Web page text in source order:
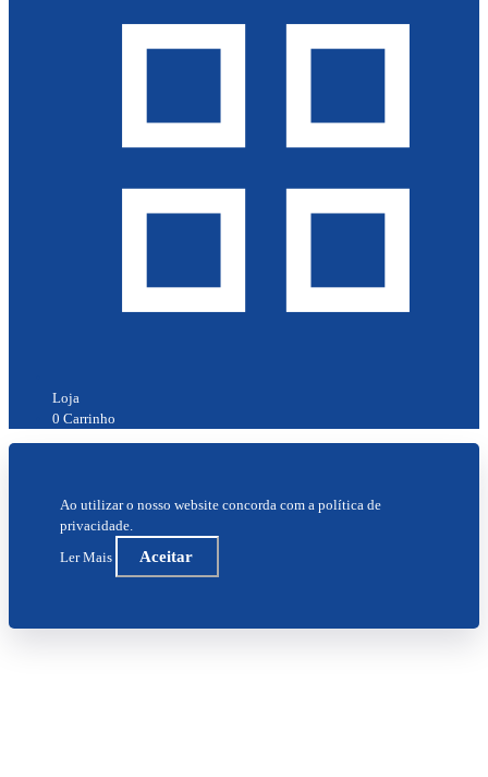
Loja
0 Carrinho
Ao utilizar o nosso website concorda com a política de
privacidade.
Ler Mais
Aceitar